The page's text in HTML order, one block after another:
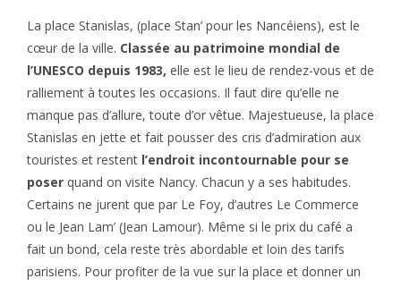
La place Stanislas, (place Stan’ pour les Nancéiens), est le
cœur de la ville. Classée au patrimoine mondial de
l’UNESCO depuis 1983, elle est le lieu de rendez-vous et de
ralliement à toutes les occasions. Il faut dire qu’elle ne
manque pas d’allure, toute d’or vêtue. Majestueuse, la place
Stanislas en jette et fait pousser des cris d’admiration aux
touristes et restent l’endroit incontournable pour se
poser quand on visite Nancy. Chacun y a ses habitudes.
Certains ne jurent que par Le Foy, d’autres Le Commerce
ou le Jean Lam’ (Jean Lamour). Même si le prix du café a
fait un bond, cela reste très abordable et loin des tarifs
parisiens. Pour profiter de la vue sur la place et donner un